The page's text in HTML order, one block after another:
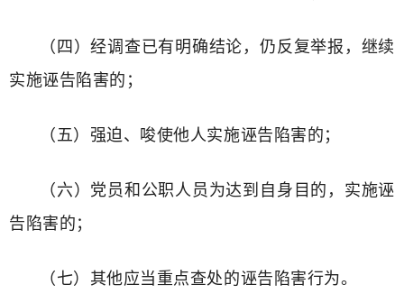
（四）经调查已有明确结论，仍反复举报，继续
实施诬告陷害的；
（五）强迫、唆使他人实施诬告陷害的；
（六）党员和公职人员为达到自身目的，实施诬
告陷害的；
（七）其他应当重点查处的诬告陷害行为。